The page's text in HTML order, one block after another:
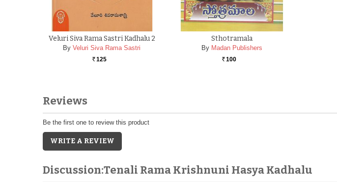
Veluri Siva Rama Sastri Kadhalu 2
By Veluri Siva Rama Sastri
Rs. 125
Sthotramala
By Madan Publishers
Rs. 100
Reviews
Be the first one to review this product
WRITE A REVIEW
Discussion:Tenali Rama Krishnuni Hasya Kadhalu